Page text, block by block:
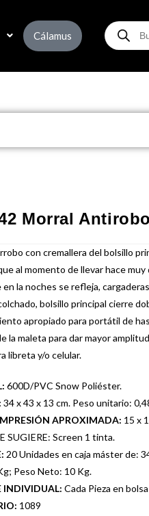
Cálamus
Morral
con cremallera del bolsillo
al momento de llevar hace muy
la noches se refleja,
bolsillo principal cierre
apropiado para portátil de
la maleta para dar mayor
libreta y/o celular.
600D/PVC Snow Poliéster.
34 x 43 x 13 cm. Peso unitario:
APROXIMADA: 15 x
SUGIERE: Screen 1 tinta.
20 Unidades en caja máster de:
Peso Neto: 10 Kg.
INDIVIDUAL: Cada Pieza en
1089